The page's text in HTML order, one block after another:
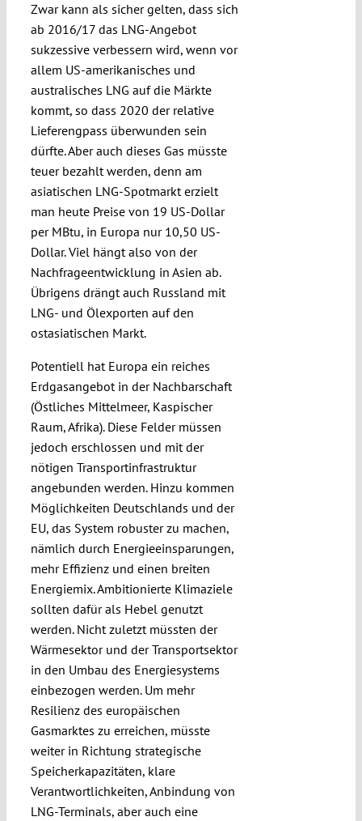
Zwar kann als sicher gelten, dass sich
ab 2016/17 das LNG-Angebot
sukzessive ver­bessern wird, wenn vor
allem US-amerika­nisches und
australisches LNG auf die Märk­te
kommt, so dass 2020 der relative
Liefer­engpass überwunden sein
dürfte. Aber auch dieses Gas müsste
teuer bezahlt werden, denn am
asiatischen LNG-Spotmarkt erzielt
man heute Preise von 19 US-Dollar
per MBtu, in Euro­pa nur 10,50 US-
Dollar. Viel hängt also von der
Nachfrageentwicklung in Asien ab.
Übrigens drängt auch Russland mit
LNG- und Öl­exporten auf den
ostasiatischen Markt.
Potentiell hat Europa ein reiches
Erdgasangebot in der Nachbarschaft
(Östliches Mittelmeer, Kaspischer
Raum, Afrika). Diese Felder müssen
jedoch erschlossen und mit der
nötigen Transportinfrastruktur
angebunden werden. Hinzu kommen
Möglichkeiten Deutschlands und der
EU, das System ro­buster zu machen,
nämlich durch Energie­einsparungen,
mehr Effizienz und einen breiten
Energiemix. Ambitionierte Klima­ziele
sollten dafür als Hebel genutzt
werden. Nicht zuletzt müssten der
Wärmesektor und der Transportsektor
in den Umbau des Energie­systems
einbezogen werden. Um mehr
Resilienz des europäischen
Gasmarktes zu erreichen, müsste
weiter in Rich­tung strategische
Speicherkapazitäten, klare
Verantwortlichkeiten, Anbindung von
LNG-Terminals, aber auch eine